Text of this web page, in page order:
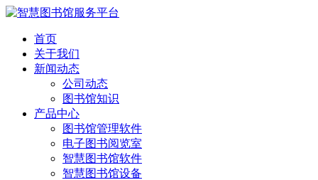
首页
关于我们
新闻动态
公司动态
图书馆知识
产品中心
图书馆管理软件
电子图书阅览室
智慧图书馆软件
智慧图书馆设备